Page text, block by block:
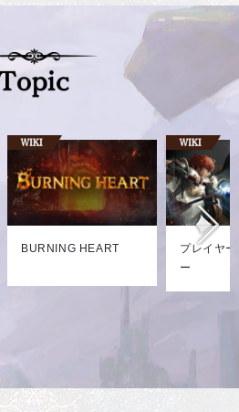
BURNING HEART
プレイヤ
ー